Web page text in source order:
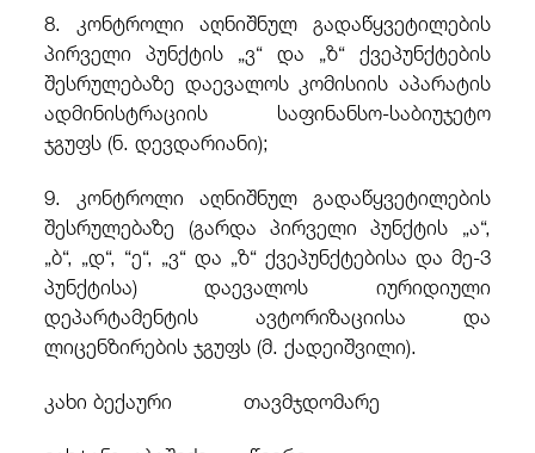
8. კონტროლი აღნიშნულ გადაწყვეტილების
პირველი პუნქტის „ვ“ და „ზ“ ქვეპუნქტების
შესრულებაზე დაევალოს კომისიის აპარატის
ადმინისტრაციის საფინანსო-საბიუჯეტო
ჯგუფს (ნ. დევდარიანი);
9. კონტროლი აღნიშნულ გადაწყვეტილების
შესრულებაზე (გარდა პირველი პუნქტის „ა“,
„ბ“, „დ“, “ე“, „ვ“ და „ზ“ ქვეპუნქტებისა და მე-3
პუნქტისა) დაევალოს იურიდიული
დეპარტამენტის ავტორიზაციისა და
ლიცენზირების ჯგუფს (მ. ქადეიშვილი).
კახი ბექაური თავმჯდომარე